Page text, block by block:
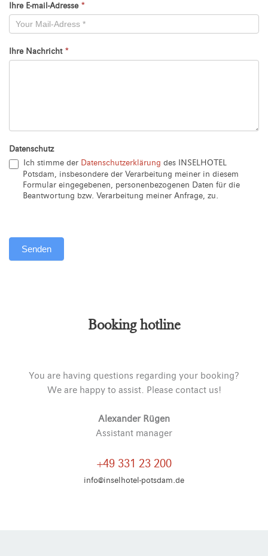
Ihre E-mail-Adresse *
Ihre Nachricht *
Datenschutz
Ich stimme der Datenschutzerklärung des INSELHOTEL
Potsdam, insbesondere der Verarbeitung meiner in diesem
Formular eingegebenen, personenbezogenen Daten für die
Beantwortung bzw. Verarbeitung meiner Anfrage, zu.
Senden
Booking hotline
You are having questions regarding your booking?
We are happy to assist. Please contact us!
Alexander Rügen
Assistant manager
+49 331 23 200
info@inselhotel-potsdam.de